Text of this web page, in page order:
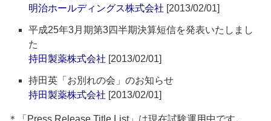
明治ホールディングス株式会社 [2013/02/01]
平成25年3月期第3四半期決算短信を発表いたしまし
た
持田製薬株式会社 [2013/02/01]
持田英「お別れの会」のお知らせ
持田製薬株式会社 [2013/02/01]